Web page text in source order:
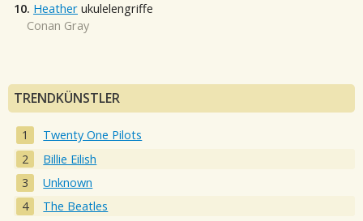
10. Heather ukulelengriffe
Conan Gray
TRENDKÜNSTLER
Twenty One Pilots
Billie Eilish
Unknown
The Beatles